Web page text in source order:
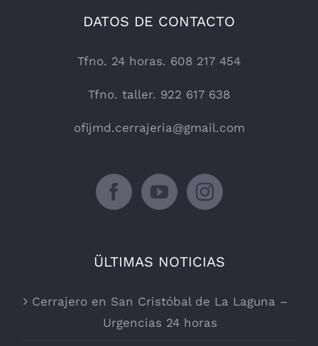
DATOS DE CONTACTO
Tfno. 24 horas. 608 217 454
Tfno. taller. 922 617 638
ofijmd.cerrajeria@gmail.com
ÜLTIMAS NOTICIAS
Cerrajero en San Cristóbal de La Laguna –
Urgencias 24 horas